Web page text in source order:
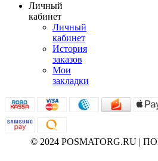
Личный
кабинет
Личный
кабинет
История
заказов
Мои
закладки
© 2024 POSMATORG.RU